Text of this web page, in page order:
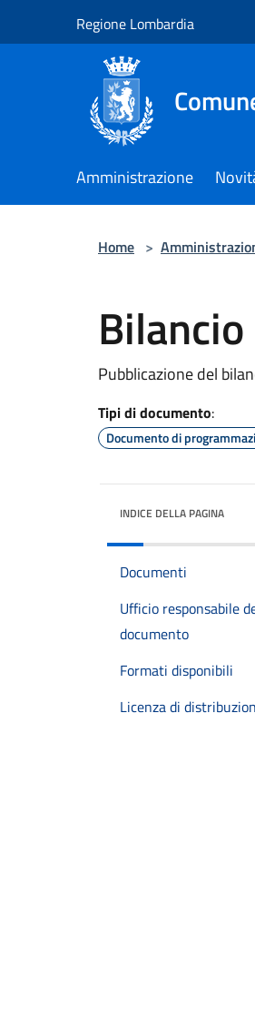
Regione Lombardia
Amministrazione
Home >
Pubblicazione del
Tipi di documento:
Documento di
INDICE DELLA PAGINA
Documenti
Ufficio responsabile
documento
Formati disponibili
Licenza di